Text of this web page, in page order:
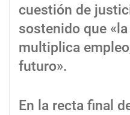
cuestión de
sostenido que
multiplica
futuro».
En la recta final